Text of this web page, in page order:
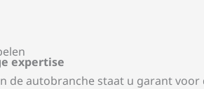
expertise
autobranche staat u garant